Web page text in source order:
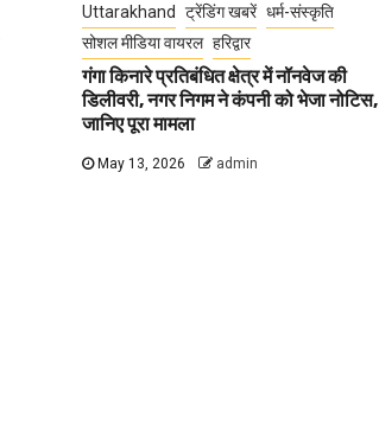
Uttarakhand ट्रेंडिंग खबरें धर्म-संस्कृति
सोशल मीडिया वायरल हरिद्वार
गंगा किनारे प्रतिबंधित क्षेत्र में नॉनवेज की
डिलीवरी, नगर निगम ने कंपनी को भेजा नोटिस,
जानिए पूरा मामला
May 13, 2026 admin